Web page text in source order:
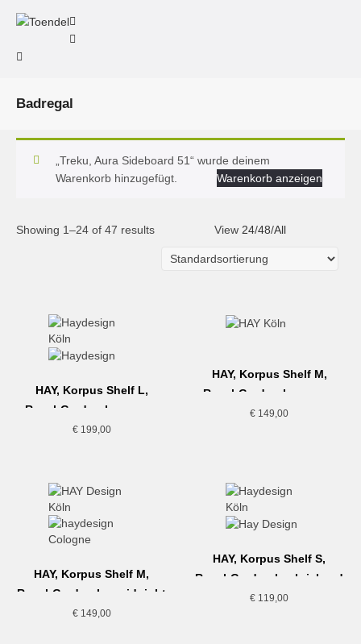
Badregal
„Treku, Aura Sideboard 51“ wurde deinem
Warenkorb hinzugefügt.
Warenkorb anzeigen
Showing 1–24 of 47 results View 24/48/All
HAY, Korpus Shelf L,
Regal-Garderobe, cream
€199,00
HAY, Korpus Shelf M,
Regal-Garderobe, cream
€ 149,00
HAY, Korpus Shelf M,
Regal-Garderobe, midnight
blue
€149,00
HAY, Korpus Shelf S,
Regal-Garderobe, brick red
€ 119,00